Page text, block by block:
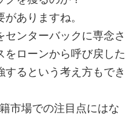
ありますね。
ンターバックに専念さ
ローンから呼び戻した
るという考え方もでき
市場での注目点にはな